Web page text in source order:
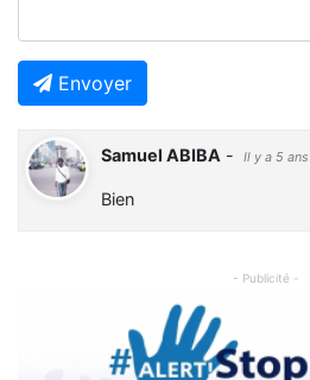
Envoyer
Samuel ABIBA - Il y a 5 ans
Bien
- Publicité -